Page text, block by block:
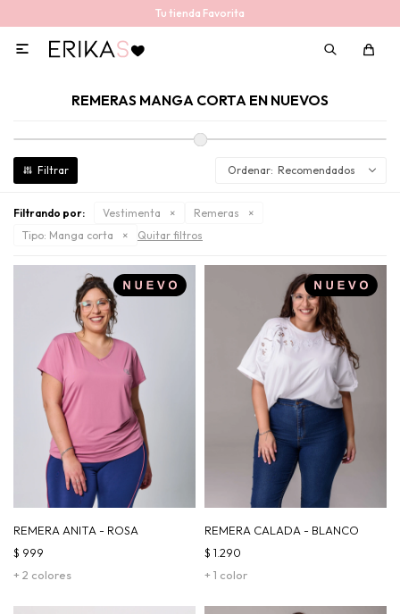
Tu tienda Favorita

REMERAS MANGA CORTA EN NUEVOS
Recomendados
Filtrando por: Vestimenta
Remeras
Tipo: Manga corta Quitar filtros
REMERA ANITA - ROSA
+ 2 colores
$ 999
REMERA CALADA - BLANCO
+ 1 color
$ 1.290